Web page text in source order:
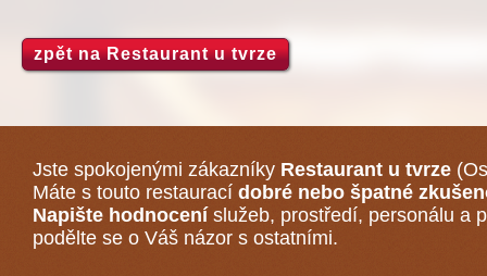
zpět na Restaurant u tvrze
Jste spokojenými zákazníky Restaurant u tvrze
Máte s touto restaurací dobré nebo špatné
Napište hodnocení služeb, prostředí, personálu a
podělte se o Váš názor s ostatními.